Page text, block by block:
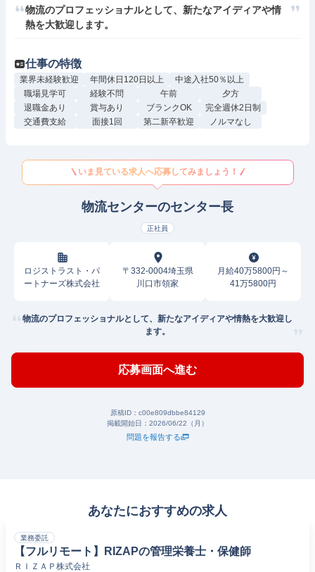
物流のプロフェッショナルとして、新たなアイディアや情
熱を大歓迎します。
仕事の特徴
業界未経験歓迎 年間休日120日以上
中途入社50％以上
職場見学可
経験不問 午前
夕方
退職金あり
賞与あり ブランクOK
完全週休2日制
交通費支給
面接1回 第二新卒歓迎 ノルマなし
いま見ている求人へ応募してみましょう！
物流センターのセンター長
正社員
ロジストラスト・パ
ートナーズ株式会社
〒332-0004埼玉県
川口市領家
月給40万5800円～
41万5800円
物流のプロフェッショナルとして、新たなアイディアや情熱を大歓迎し
ます。
応募画面へ進む
原稿ID： c00e809dbbe84129
掲載開始日： 2026/06/22（月）
問題を報告する
あなたにおすすめの求人
業務委託
【フルリモート】RIZAPの管理栄養士・保健師
ＲＩＺＡＰ株式会社